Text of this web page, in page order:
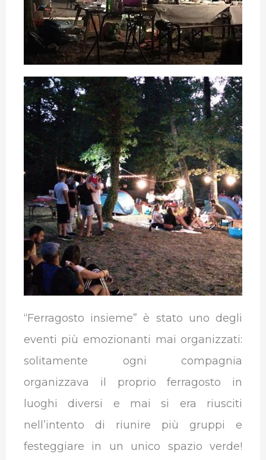
“Ferragosto insieme” è stato uno degli
eventi più emozionanti mai organizzati:
solitamente ogni compagnia
organizzava il proprio ferragosto in
luoghi diversi e mai si era riusciti
nell’intento di riunire più gruppi e
festeggiare in un unico spazio verde!